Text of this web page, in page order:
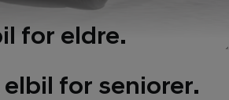
for eldre.
for seniorer.